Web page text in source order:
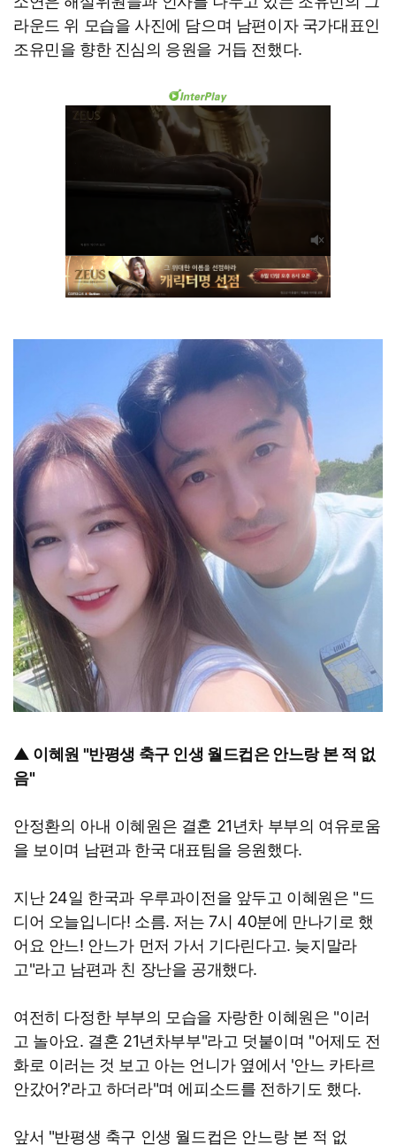
라운드 위 모습을 사진에 담으며 남편이자 국가대표인
조유민을 향한 진심의 응원을 거듭 전했다.
▲ 이혜원 "반평생 축구 인생 월드컵은 안느랑 본 적 없
음"
안정환의 아내 이혜원은 결혼 21년차 부부의 여유로움
을 보이며 남편과 한국 대표팀을 응원했다.
지난 24일 한국과 우루과이전을 앞두고 이혜원은 "드
디어 오늘입니다! 소름. 저는 7시 40분에 만나기로 했
어요 안느! 안느가 먼저 가서 기다린다고. 늦지말라
고"라고 남편과 친 장난을 공개했다.
여전히 다정한 부부의 모습을 자랑한 이혜원은 "이러
고 놀아요. 결혼 21년차부부"라고 덧붙이며 "어제도 전
화로 이러는 것 보고 아는 언니가 옆에서 '안느 카타르
안갔어?'라고 하더라"며 에피소드를 전하기도 했다.
앞서 "반평생 축구 인생 월드컵은 안느랑 본 적 없